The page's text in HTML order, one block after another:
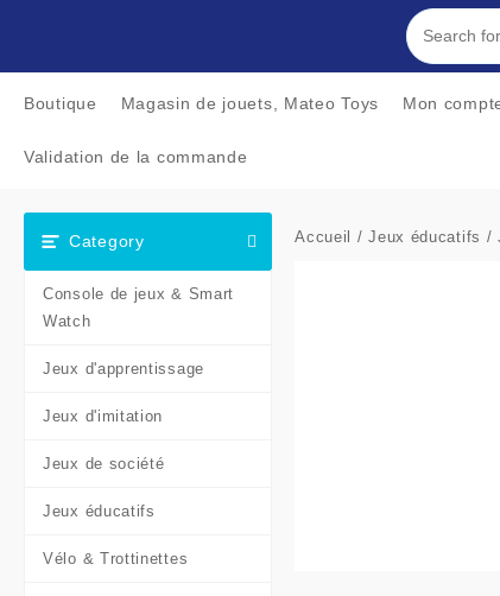
Boutique Magasin de jouets, Mateo Toys Mon
Validation de la commande
Category
Console de jeux & Smart
Watch
Jeux d'apprentissage
Jeux d'imitation
Jeux de société
Jeux éducatifs
Vélo & Trottinettes
Accueil /Jeux éducatifs /